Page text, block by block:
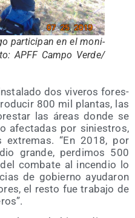
par­ti­ci­pan en el moni­
APFF Cam­po Verde/​
dos vive­ros fores­
800 mil plan­tas, las
las áreas don­de se
afec­ta­das por sinies­tros,
“En 2018, por
gran­de, per­di­mos 500
com­ba­te al incen­dio lo
de gobierno ayu­da­ron
el res­to fue tra­ba­jo de